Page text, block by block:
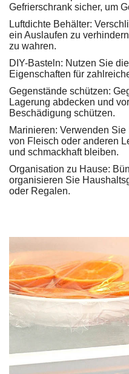
Gefrierschrank sicher, um
Luftdichte Behälter:
ein Auslaufen zu
zu wahren.
DIY-Basteln: Nutzen Sie
Eigenschaften für
Gegenstände schützen:
Lagerung abdecken und
Beschädigung schützen.
Marinieren: Verwenden
von Fleisch oder anderen
und schmackhaft bleiben.
Organisation zu Hause:
organisieren Sie
oder Regalen.